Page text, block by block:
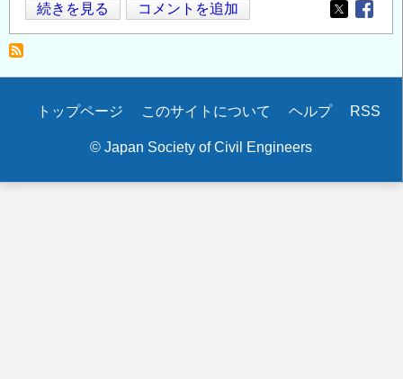
能
登
島
震
続きを見る コメントを追加
Opens in
Secondary
トップページ このサイトについて ヘルプ RSS
© Japan Society of Civil Engineers